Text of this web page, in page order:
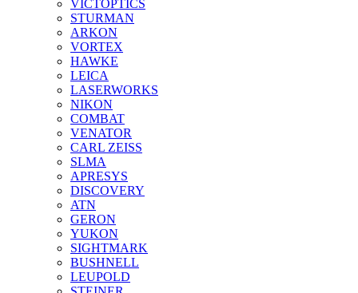
VICTOPTICS
STURMAN
ARKON
VORTEX
HAWKE
LEICA
LASERWORKS
NIKON
COMBAT
VENATOR
CARL ZEISS
SLMA
APRESYS
DISCOVERY
ATN
GERON
YUKON
SIGHTMARK
BUSHNELL
LEUPOLD